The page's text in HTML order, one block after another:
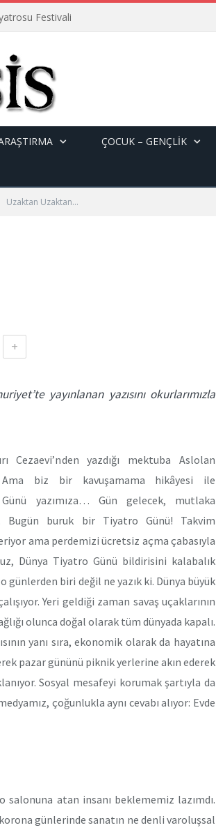
Festivali
ÇOCUK – GENÇLIK
Uzaktan Uzaktan…
+
yayınlanan yazısını okurlarımızla
Cezaevi’nden yazdığı mektuba Aslolan
biz bir kavuşamama hikâyesi ile
yazımıza… Gün gelecek, mutlaka
Bugün buruk bir Tiyatro Günü! Takvim
ama perdemizi ücretsiz açma çabasıyla
Dünya Tiyatro Günü bildirisini kalabalık
günlerden biri değil ne yazık ki. Dünya büyük
Yeri geldiği zaman savaş uçaklarının
olunca doğal olarak tüm dünyada kapalı.
yanı sıra, ekonomik olarak da hayatına
pazar gününü piknik yerlerine akın ederek
Sosyal mesafeyi korumak şartıyla da
çoğunlukla aynı cevabı alıyor: Evde
atan insanı beklememiz lazımdı.
günlerinde sanatın ne denli varoluşsal